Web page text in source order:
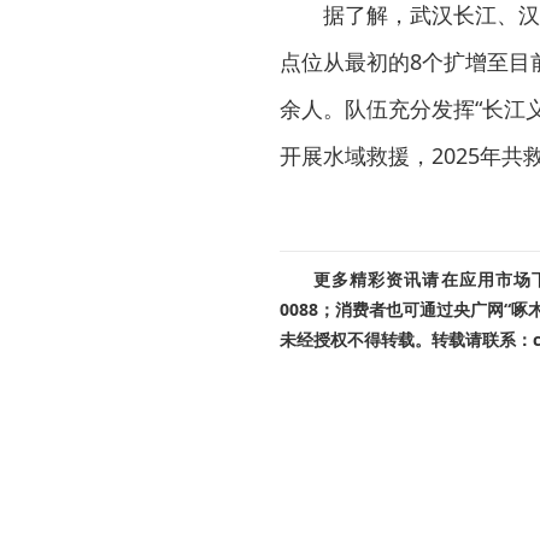
据了解，武汉长江、
点位从最初的8个扩增至
余人。队伍充分发挥“长江
开展水域救援，2025年共
更多精彩资讯请在应用市场
0088；消费者也可通过央广网“啄
未经授权不得转载。转载请联系